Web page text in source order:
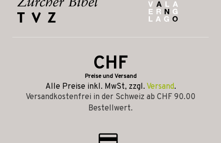
CHF
Preise und Versand
Alle Preise inkl. MwSt, zzgl. Versand.
Versandkostenfrei in der Schweiz ab CHF 90.00
Bestellwert.